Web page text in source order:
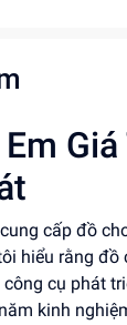
cấp đồ
hiểu rằng đồ
cụ phát
kinh